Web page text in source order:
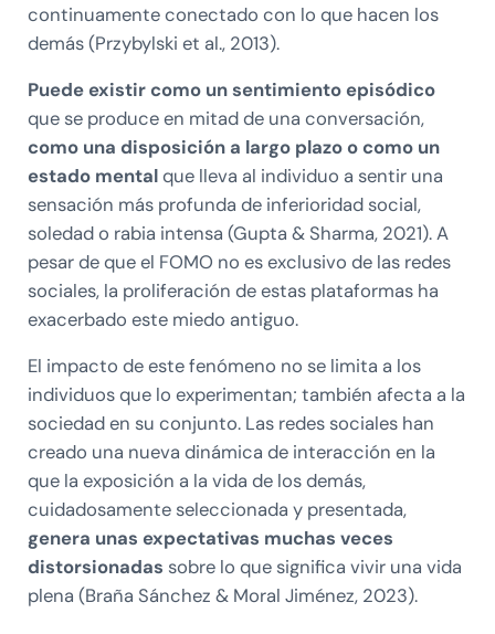
continuamente conectado con lo que hacen los
demás (Przybylski et al., 2013).
Puede existir como un sentimiento episódico
que se produce en mitad de una conversación,
como una disposición a largo plazo o como un
estado mentalque lleva al individuo a sentir una
sensación más profunda de inferioridad social,
soledad o rabia intensa (Gupta & Sharma, 2021). A
pesar de que el FOMO no es exclusivo de las redes
sociales, la proliferación de estas plataformas ha
exacerbado este miedo antiguo.
El impacto de este fenómeno no se limita a los
individuos que lo experimentan; también afecta a la
sociedad en su conjunto. Las redes sociales han
creado una nueva dinámica de interacción en la
que la exposición a la vida de los demás,
cuidadosamente seleccionada y presentada,
genera unas expectativas muchas veces
distorsionadas sobre lo que significa vivir una vida
plena (Braña Sánchez & Moral Jiménez, 2023).